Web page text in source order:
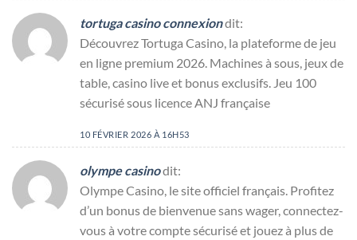
tortuga casino connexiondit:
Découvrez Tortuga Casino, la plateforme de jeu
en ligne premium 2026. Machines à sous, jeux de
table, casino live et bonus exclusifs. Jeu 100
sécurisé sous licence ANJ française
10 FÉVRIER 2026 À 16H53
olympe casinodit:
Olympe Casino, le site officiel français. Profitez
d’un bonus de bienvenue sans wager, connectez-
vous à votre compte sécurisé et jouez à plus de